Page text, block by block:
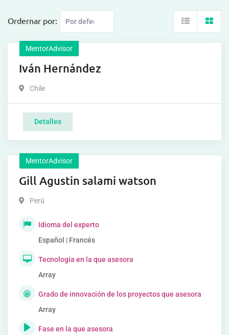
Ordernar por:
MentorAdvisor
Iván Hernández
Chile
Detalles
MentorAdvisor
Gill Agustin salami watson
Perú
Idioma del experto
Español | Francés
Tecnología en la que asesora
Array
Grado de innovación de los proyectos que asesora
Array
Fase en la que asesora